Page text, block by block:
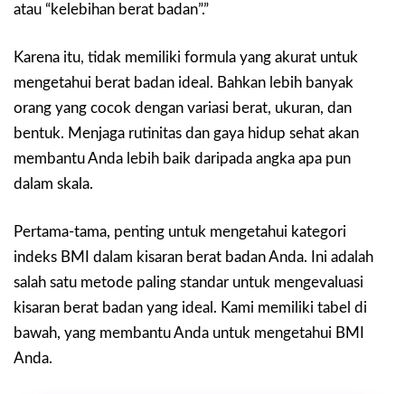
atau “kelebihan berat badan”.”
Karena itu, tidak memiliki formula yang akurat untuk
mengetahui berat badan ideal. Bahkan lebih banyak
orang yang cocok dengan variasi berat, ukuran, dan
bentuk. Menjaga rutinitas dan gaya hidup sehat akan
membantu Anda lebih baik daripada angka apa pun
dalam skala.
Pertama-tama, penting untuk mengetahui kategori
indeks BMI dalam kisaran berat badan Anda. Ini adalah
salah satu metode paling standar untuk mengevaluasi
kisaran berat badan yang ideal. Kami memiliki tabel di
bawah, yang membantu Anda untuk mengetahui BMI
Anda.